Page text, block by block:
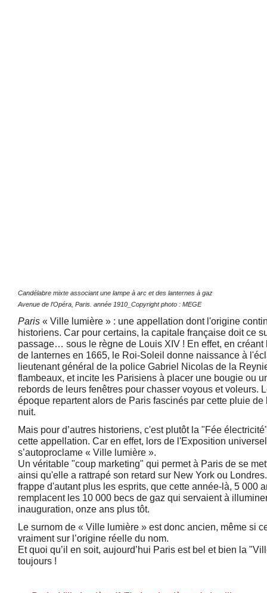
Candélabre mixte associant une lampe à arc et des lanternes à gaz
Avenue de l’Opéra, Paris. année 1910_Copyright photo : MEGE
Paris « Ville lumière » : une appellation dont l'origine
historiens. Car pour certains, la capitale française doit ce
passage… sous le règne de Louis XIV ! En effet, en
de lanternes en 1665, le Roi-Soleil donne naissance à
lieutenant général de la police Gabriel Nicolas de la
flambeaux, et incite les Parisiens à placer une bougie ou
rebords de leurs fenêtres pour chasser voyous et voleurs.
époque repartent alors de Paris fascinés par cette pluie
nuit.
Mais pour d’autres historiens, c'est plutôt la "Fée
cette appellation. Car en effet, lors de l'Exposition
s’autoproclame « Ville lumière ».
Un véritable "coup marketing" qui permet à Paris de se
ainsi qu'elle a rattrapé son retard sur New York ou
frappe d'autant plus les esprits, que cette année-là, 5 000
remplacent les 10 000 becs de gaz qui servaient à
inauguration, onze ans plus tôt.
Le surnom de « Ville lumière » est donc ancien, même si
vraiment sur l’origine réelle du nom.
Et quoi qu’il en soit, aujourd’hui Paris est bel et bien la
toujours !